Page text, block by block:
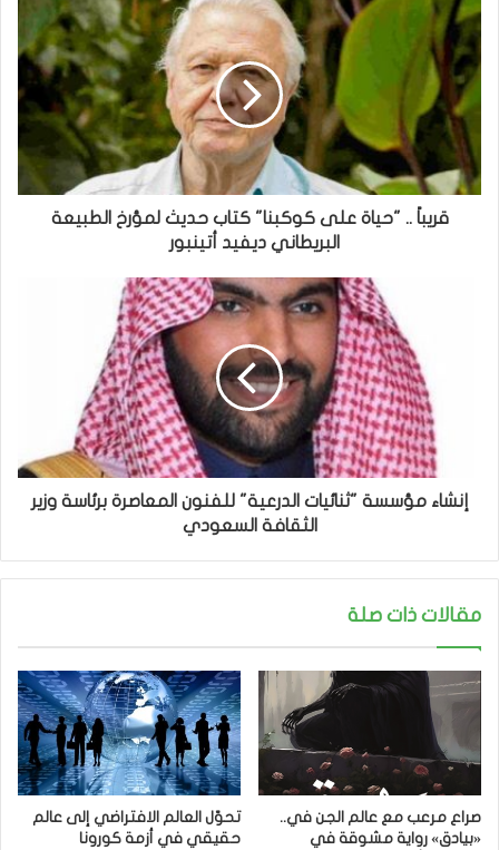
قريباً .. "حياة على كوكبنا" كتاب حديث لمؤرخ الطبيعة
البريطاني ديفيد أتينبور
إنشاء مؤسسة "ثنائيات الدرعية" للفنون المعاصرة برئاسة وزير
الثقافة السعودي
مقالات ذات صلة
صراع مرعب مع عالم الجن في..
«بيادق» رواية مشوقة في
تحوّل العالم الافتراضي إلى عالم
حقيقي في أزمة كورونا